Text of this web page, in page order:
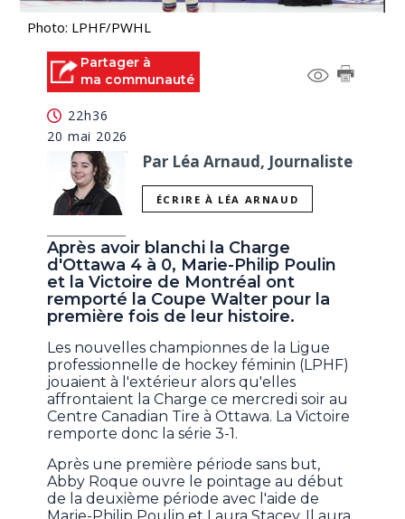
Photo: LPHF/PWHL
Partager à
ma communauté
22h36
20 mai 2026
Par Léa Arnaud, Journaliste
ÉCRIRE À LÉA ARNAUD
Après avoir blanchi la Charge
d'Ottawa 4 à 0, Marie-Philip Poulin
et la Victoire de Montréal ont
remporté la Coupe Walter pour la
première fois de leur histoire.
Les nouvelles championnes de la Ligue
professionnelle de hockey féminin (LPHF)
jouaient à l'extérieur alors qu'elles
affrontaient la Charge ce mercredi soir au
Centre Canadian Tire à Ottawa. La Victoire
remporte donc la série 3-1.
Après une première période sans but,
Abby Roque ouvre le pointage au début
de la deuxième période avec l'aide de
Marie-Philip Poulin et Laura Stacey. Il aura